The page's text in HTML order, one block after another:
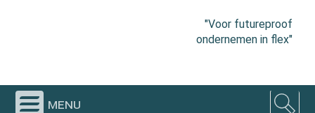
"Voor futureproof
ondernemen in flex"
menu